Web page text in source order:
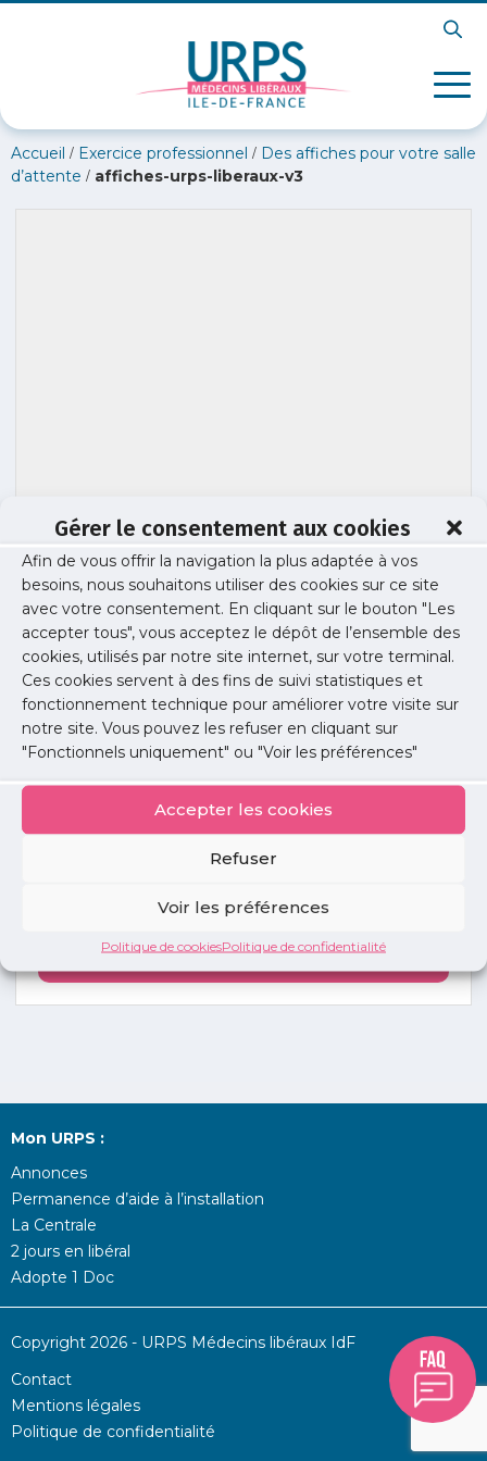
Gérer le consentement aux cookies
Afin de vous offrir la navigation la plus adaptée à vos
besoins, nous souhaitons utiliser des cookies sur ce site
avec votre consentement. En cliquant sur le bouton "Les
accepter tous", vous acceptez le dépôt de l’ensemble des
cookies, utilisés par notre site internet, sur votre terminal.
Ces cookies servent à des fins de suivi statistiques et
fonctionnement technique pour améliorer votre visite sur
notre site. Vous pouvez les refuser en cliquant sur
"Fonctionnels uniquement" ou "Voir les préférences"
Accepter les cookies
Refuser
Voir les préférences
Politique de cookiesPolitique de confidentialité
Accueil / Exercice professionnel / Des affiches pour votre salle
d’attente / affiches-urps-liberaux-v3
affiches-urps-liberaux-v3
Publié le : 12 septembre 2023
Partager cet article :
annonces
Mon URPS :
Annonces
Permanence d’aide à l’installation
La Centrale
2 jours en libéral
Adopte 1 Doc
Copyright 2026 - URPS Médecins libéraux IdF
Contact
Mentions légales
Politique de confidentialité